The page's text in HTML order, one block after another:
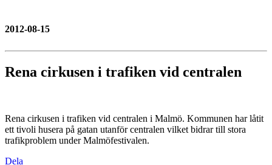
2012-08-15
Rena cirkusen i trafiken vid centralen
Rena cirkusen i trafiken vid centralen i Malmö. Kommunen har låtit
ett tivoli husera på gatan utanför centralen vilket bidrar till stora
trafikproblem under Malmöfestivalen.
Dela